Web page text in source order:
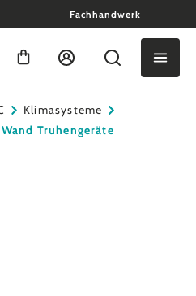
Fachhandwerk
Warenkorb enthält 0
Klimasysteme
Truhengeräte